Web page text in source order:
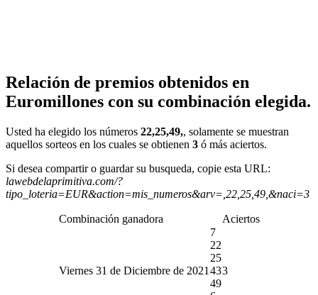
Relación de premios obtenidos en
Euromillones con su combinación elegida.
Usted ha elegido los números 22,25,49,, solamente se muestran
aquellos sorteos en los cuales se obtienen 3 ó más aciertos.
Si desea compartir o guardar su busqueda, copie esta URL:
lawebdelaprimitiva.com/?
tipo_loteria=EUR&action=mis_numeros&arv=,22,25,49,&naci=3
Combinación ganadora Aciertos
Viernes 31 de Diciembre de 2021
7
22
25
43
49
3